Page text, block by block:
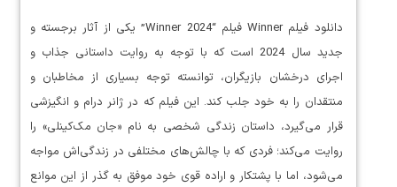
دانلود فیلم Winner فیلم “Winner 2024” یکی از آثار برجسته و
جدید سال 2024 است که با توجه به روایت داستانی جذاب و
اجرای درخشان بازیگران، توانسته توجه بسیاری از مخاطبان و
منتقدان را به خود جلب کند. این فیلم که در ژانر درام و انگیزشی
قرار می‌گیرد، داستان زندگی شخصی به نام «جان مک‌کینلی» را
روایت می‌کند؛ فردی که با چالش‌های مختلفی در زندگی‌اش مواجه
می‌شود، اما با پشتکار و اراده قوی خود موفق به گذر از این موانع